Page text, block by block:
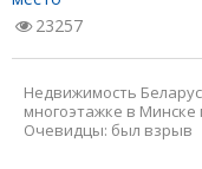
23257
Недвижимость
многоэтажке в
Очевидцы: был взрыв